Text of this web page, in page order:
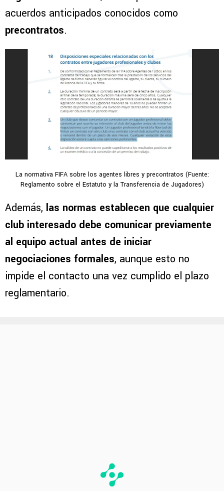
acuerdos anticipados conocidos como
precontratos.
La normativa FIFA sobre los agentes libres y precontratos (Fuente:
Reglamento sobre el Estatuto y la Transferencia de Jugadores)
Además, las normas establecen que cualquier
club interesado debe comunicar previamente
al equipo actual antes de iniciar
negociaciones formales, aunque esto no
impide el contacto una vez cumplido el plazo
reglamentario.